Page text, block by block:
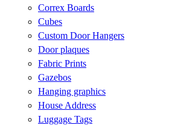
Correx Boards
Cubes
Custom Door Hangers
Door plaques
Fabric Prints
Gazebos
Hanging graphics
House Address
Luggage Tags